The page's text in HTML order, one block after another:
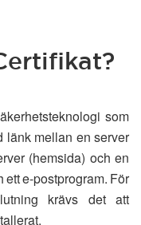
som
länk mellan en server
(hemsida) och en
e-postprogram. För
krävs det att